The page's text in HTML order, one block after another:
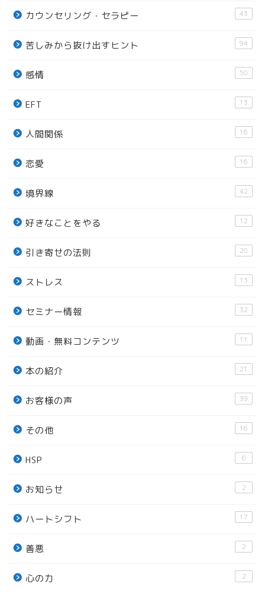
カウンセリング・セラピー 43
苦しみから抜け出すヒント 94
感情 50
EFT 13
人間関係 16
恋愛 16
境界線 42
好きなことをやる 12
引き寄せの法則 20
ストレス 13
セミナー情報 32
動画・無料コンテンツ 11
本の紹介 21
お客様の声 39
その他 16
HSP 6
お知らせ 2
ハートシフト 17
善悪 2
心の力 2